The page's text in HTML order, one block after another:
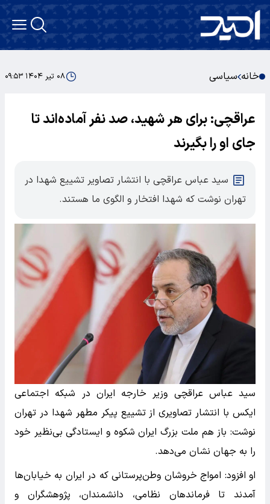
خانه سیاسی ۰۸ تیر ۱۴۰۴ ۰۹:۵۳
عراقچی: برای هر شهید، صد نفر آماده‌اند تا
جای او را بگیرند
سید عباس عراقچی با انتشار تصاویر تشییع شهدا در
تهران نوشت که شهدا افتخار و الگوی ما هستند.
سید عباس عراقچی وزیر خارجه ایران در شبکه اجتماعی
ایکس با انتشار تصاویری از تشییع پیکر مطهر شهدا در تهران
نوشت: باز هم ملت بزرگ ایران شکوه و ایستادگی بی‌نظیر خود
را به جهان نشان می‌دهد.
او افزود: امواج خروشان وطن‌پرستانی که در ایران به خیابان‌ها
آمدند تا فرماندهان نظامی، دانشمندان، پژوهشگران و